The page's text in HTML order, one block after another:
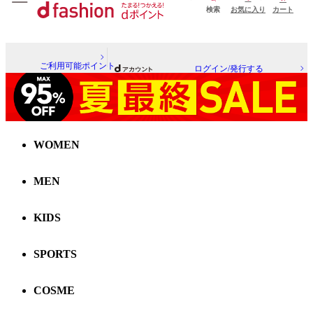
検索 お気に入り カート
ご利用可能ポイント ログイン/発行する
WOMEN
MEN
KIDS
SPORTS
COSME